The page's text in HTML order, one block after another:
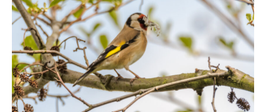
よくあるご質問
お問い合わせ